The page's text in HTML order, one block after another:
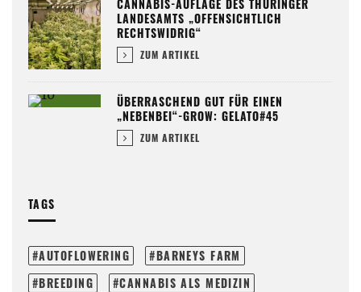
CANNABIS-AUFLAGE DES THÜRINGER
LANDESAMTS „OFFENSICHTLICH
RECHTSWIDRIG“
ZUM ARTIKEL
ÜBERRASCHEND GUT FÜR EINEN
„NEBENBEI“-GROW: GELATO#45
ZUM ARTIKEL
TAGS
AUTOFLOWERING
BARNEYS FARM
BREEDING
CANNABIS ALS MEDIZIN